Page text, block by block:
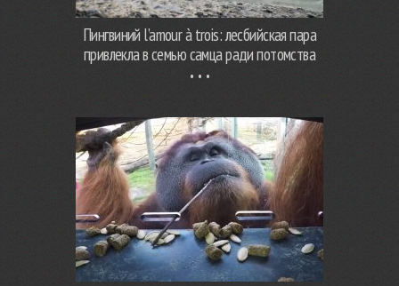
Пингвиний l’amour à trois: лесбийская пара
привлекла в семью самца ради потомства